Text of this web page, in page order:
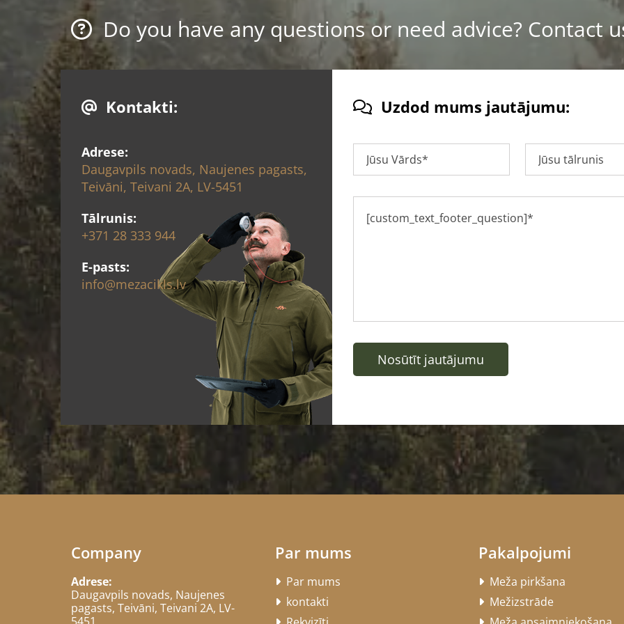
Do you have any questions or need advice? Contact
 Kontakti:
Adrese:
Daugavpils novads, Naujenes pagasts,
Teivāni, Teivani 2A, LV-5451
Tālrunis:
+371 28 333 944
E-pasts:
info@mezacikls.lv
 Uzdod mums jautājumu:
Company
Adrese:
Daugavpils novads, Naujenes
pagasts, Teivāni, Teivani 2A, LV-
Par mums
Par mums
kontakti

Pakalpojumi
 Meža pirkšana
 Mežizstrāde
